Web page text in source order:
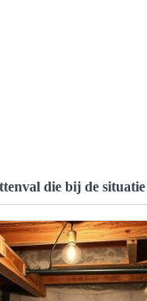
die bij de situatie